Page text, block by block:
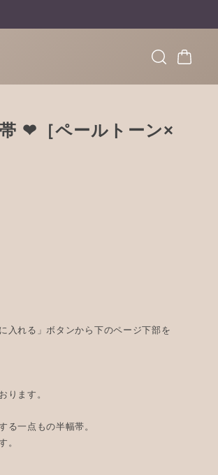
❤︎［ペールトーン×
入れる」ボタンから下のページ下部を
ります。
る一点もの半幅帯。
。